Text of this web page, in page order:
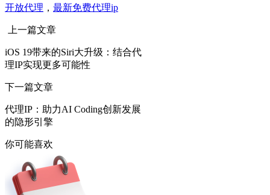
开放代理 ， 最新免费代理ip
上一篇文章
iOS 19带来的Siri大升级：结合代
理IP实现更多可能性
下一篇文章
代理IP：助力AI Coding创新发展
的隐形引擎
你可能喜欢